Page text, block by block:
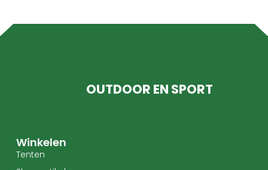
OUTDOOR EN SPORT
Winkelen
Tenten